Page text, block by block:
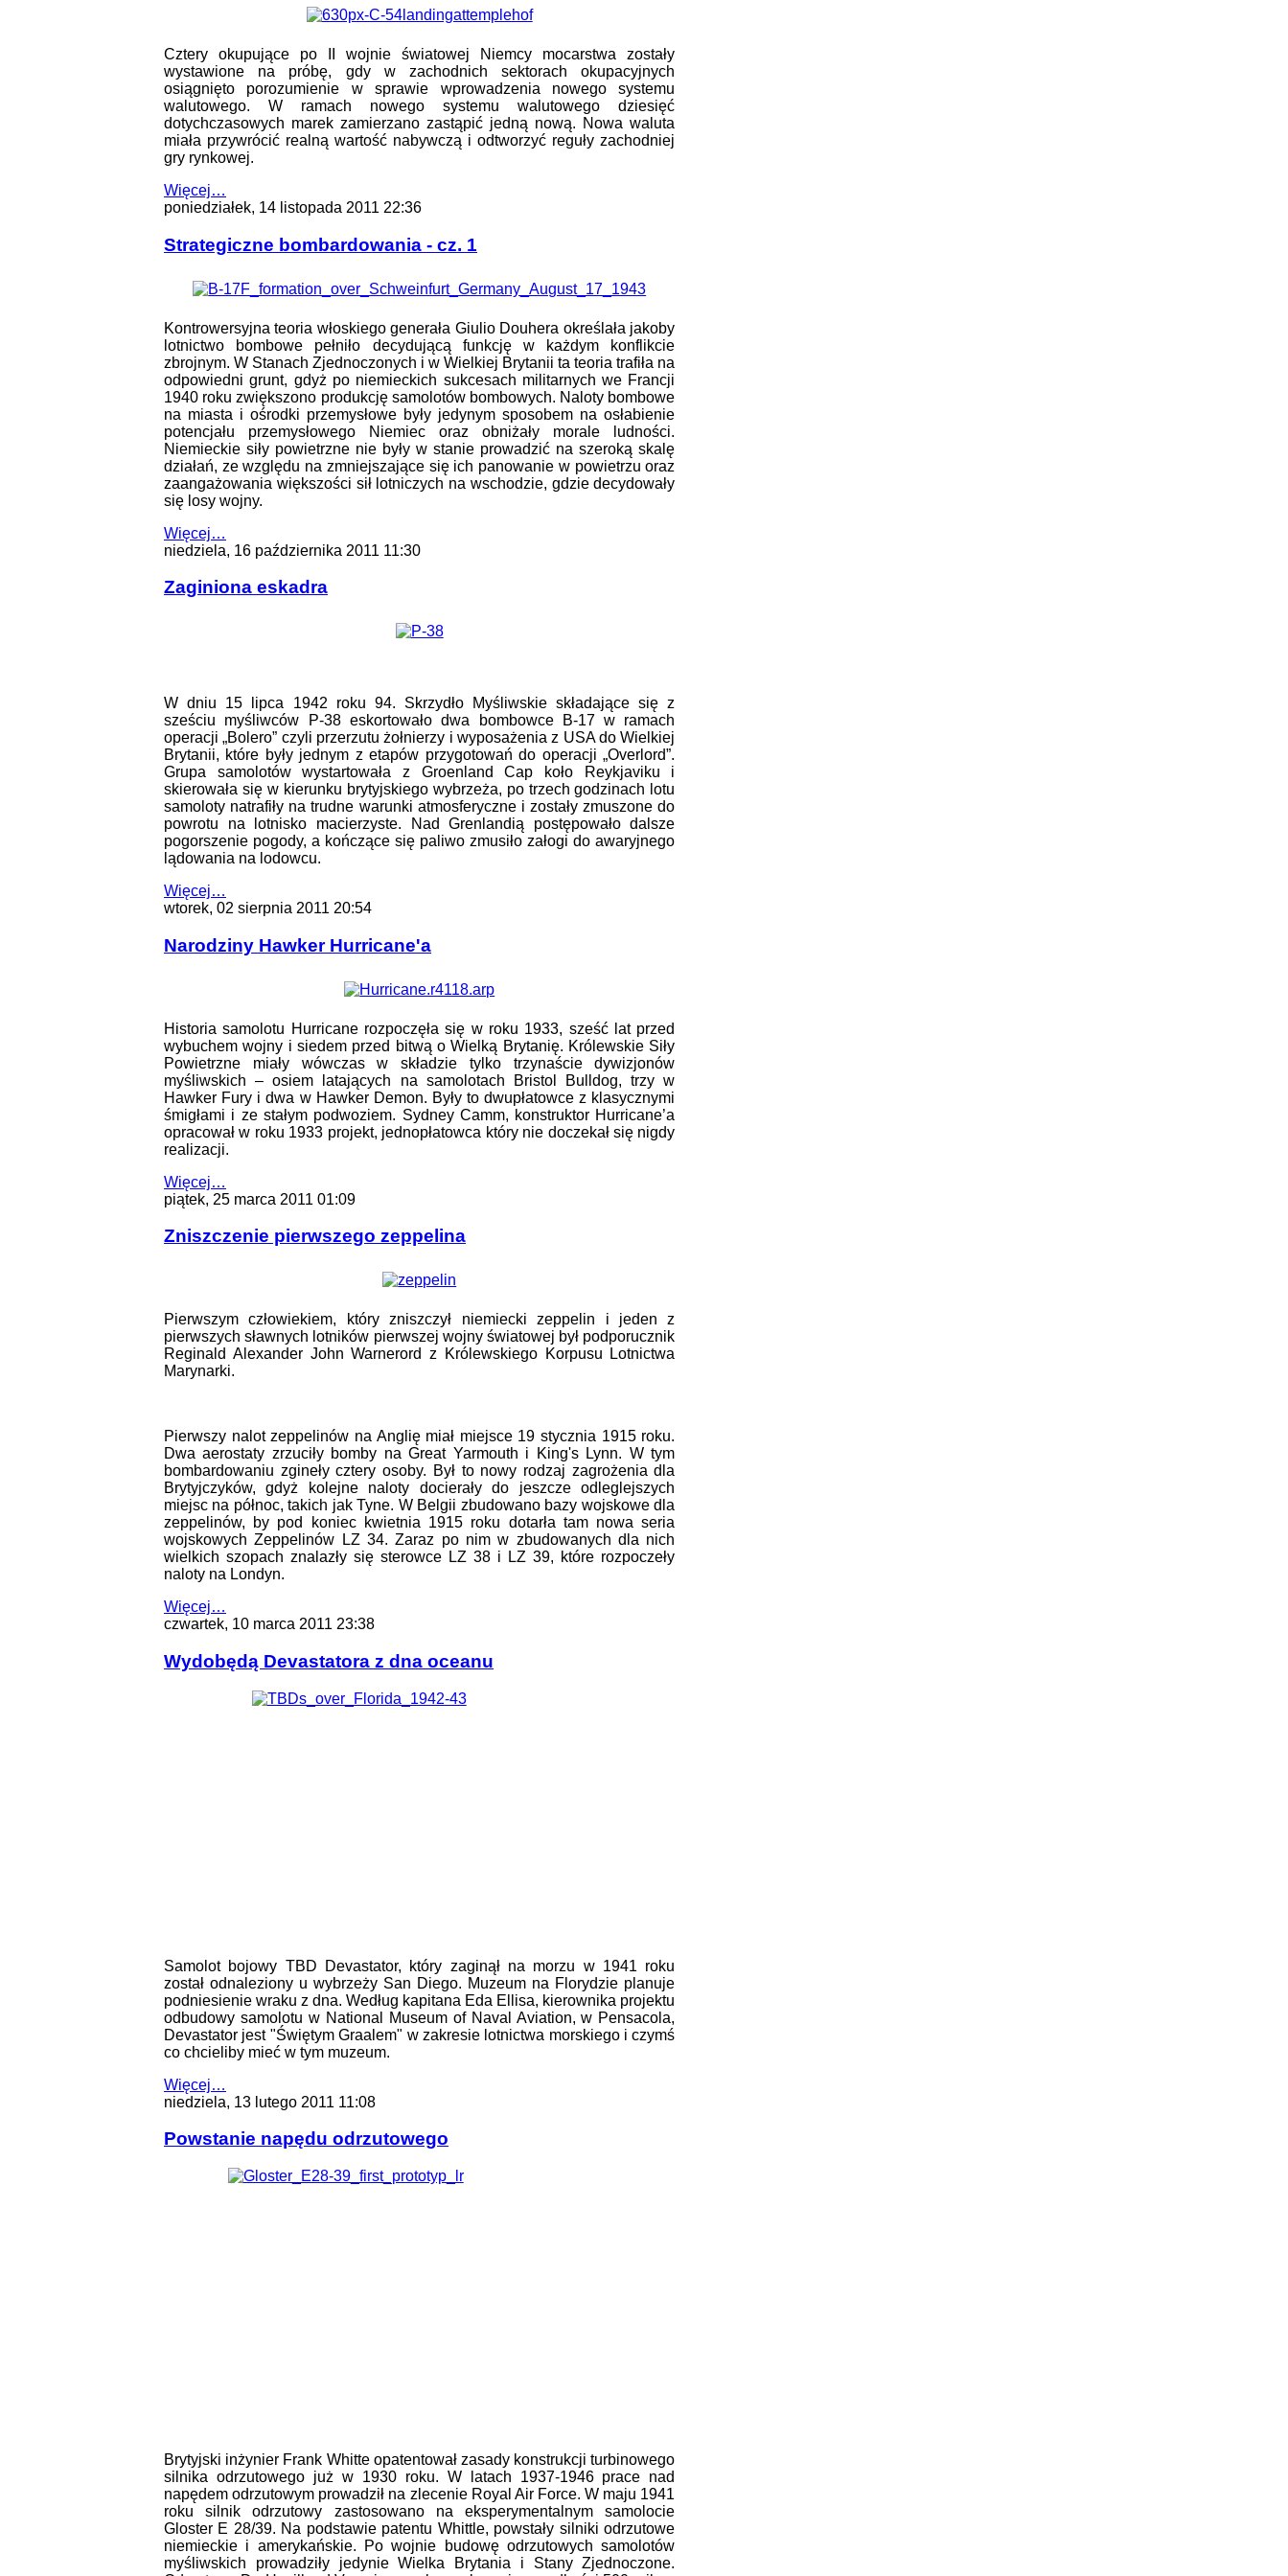
Cztery okupujące po II wojnie światowej Niemcy mocarstwa zostały
wystawione na próbę, gdy w zachodnich sektorach okupacyjnych
osiągnięto porozumienie w sprawie wprowadzenia nowego systemu
walutowego. W ramach nowego systemu walutowego dziesięć
dotychczasowych marek zamierzano zastąpić jedną nową. Nowa waluta
miała przywrócić realną wartość nabywczą i odtworzyć reguły zachodniej
gry rynkowej.
Więcej…
poniedziałek, 14 listopada 2011 22:36
Strategiczne bombardowania - cz. 1
Kontrowersyjna teoria włoskiego generała Giulio Douhera określała jakoby
lotnictwo bombowe pełniło decydującą funkcję w każdym konflikcie
zbrojnym. W Stanach Zjednoczonych i w Wielkiej Brytanii ta teoria trafiła na
odpowiedni grunt, gdyż po niemieckich sukcesach militarnych we Francji
1940 roku zwiększono produkcję samolotów bombowych. Naloty bombowe
na miasta i ośrodki przemysłowe były jedynym sposobem na osłabienie
potencjału przemysłowego Niemiec oraz obniżały morale ludności.
Niemieckie siły powietrzne nie były w stanie prowadzić na szeroką skalę
działań, ze względu na zmniejszające się ich panowanie w powietrzu oraz
zaangażowania większości sił lotniczych na wschodzie, gdzie decydowały
się losy wojny.
Więcej…
niedziela, 16 października 2011 11:30
Zaginiona eskadra
W dniu 15 lipca 1942 roku 94. Skrzydło Myśliwskie składające się z
sześciu myśliwców P-38 eskortowało dwa bombowce B-17 w ramach
operacji „Bolero” czyli przerzutu żołnierzy i wyposażenia z USA do Wielkiej
Brytanii, które były jednym z etapów przygotowań do operacji „Overlord”.
Grupa samolotów wystartowała z Groenland Cap koło Reykjaviku i
skierowała się w kierunku brytyjskiego wybrzeża, po trzech godzinach lotu
samoloty natrafiły na trudne warunki atmosferyczne i zostały zmuszone do
powrotu na lotnisko macierzyste. Nad Grenlandią postępowało dalsze
pogorszenie pogody, a kończące się paliwo zmusiło załogi do awaryjnego
lądowania na lodowcu.
Więcej…
wtorek, 02 sierpnia 2011 20:54
Narodziny Hawker Hurricane'a
Historia samolotu Hurricane rozpoczęła się w roku 1933, sześć lat przed
wybuchem wojny i siedem przed bitwą o Wielką Brytanię. Królewskie Siły
Powietrzne miały wówczas w składzie tylko trzynaście dywizjonów
myśliwskich – osiem latających na samolotach Bristol Bulldog, trzy w
Hawker Fury i dwa w Hawker Demon. Były to dwupłatowce z klasycznymi
śmigłami i ze stałym podwoziem. Sydney Camm, konstruktor Hurricane’a
opracował w roku 1933 projekt, jednopłatowca który nie doczekał się nigdy
realizacji.
Więcej…
piątek, 25 marca 2011 01:09
Zniszczenie pierwszego zeppelina
Pierwszym człowiekiem, który zniszczył niemiecki zeppelin i jeden z
pierwszych sławnych lotników pierwszej wojny światowej był podporucznik
Reginald Alexander John Warnerord z Królewskiego Korpusu Lotnictwa
Marynarki.
Pierwszy nalot zeppelinów na Anglię miał miejsce 19 stycznia 1915 roku.
Dwa aerostaty zrzuciły bomby na Great Yarmouth i King's Lynn. W tym
bombardowaniu zgineły cztery osoby. Był to nowy rodzaj zagrożenia dla
Brytyjczyków, gdyż kolejne naloty docierały do jeszcze odleglejszych
miejsc na północ, takich jak Tyne. W Belgii zbudowano bazy wojskowe dla
zeppelinów, by pod koniec kwietnia 1915 roku dotarła tam nowa seria
wojskowych Zeppelinów LZ 34. Zaraz po nim w zbudowanych dla nich
wielkich szopach znalazły się sterowce LZ 38 i LZ 39, które rozpoczeły
naloty na Londyn.
Więcej…
czwartek, 10 marca 2011 23:38
Wydobędą Devastatora z dna oceanu
Samolot bojowy TBD Devastator, który zaginął na morzu w 1941 roku
został odnaleziony u wybrzeży San Diego. Muzeum na Florydzie planuje
podniesienie wraku z dna. Według kapitana Eda Ellisa, kierownika projektu
odbudowy samolotu w National Museum of Naval Aviation, w Pensacola,
Devastator jest "Świętym Graalem" w zakresie lotnictwa morskiego i czymś
co chcieliby mieć w tym muzeum.
Więcej…
niedziela, 13 lutego 2011 11:08
Powstanie napędu odrzutowego
Brytyjski inżynier Frank Whitte opatentował zasady konstrukcji turbinowego
silnika odrzutowego już w 1930 roku. W latach 1937-1946 prace nad
napędem odrzutowym prowadził na zlecenie Royal Air Force. W maju 1941
roku silnik odrzutowy zastosowano na eksperymentalnym samolocie
Gloster E 28/39. Na podstawie patentu Whittle, powstały silniki odrzutowe
niemieckie i amerykańskie. Po wojnie budowę odrzutowych samolotów
myśliwskich prowadziły jedynie Wielka Brytania i Stany Zjednoczone.